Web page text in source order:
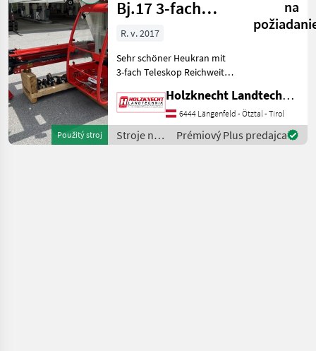
zvierat /
Sonstige
Použitý stroj
Bj.17 3-fach
Teleskop mit 9m
Reich
na
R. v. 2017
Sehr schöner Heukran mit
3-fach Teleskop Reichweite
Schoppeinrichtung Greifer
100cm breit Spur 2, 50m
Ölkühler Sehr guter
Zustand Sofort verfüg
Holzknecht Landtechnik GmbH.
6444 Längenfeld - Ötztal - Tirol
Stroje na
chov
Prémiový Plus predajca